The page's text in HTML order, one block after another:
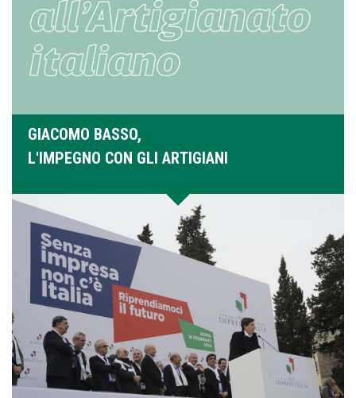
GIACOMO BASSO,
L'IMPEGNO CON GLI ARTIGIANI